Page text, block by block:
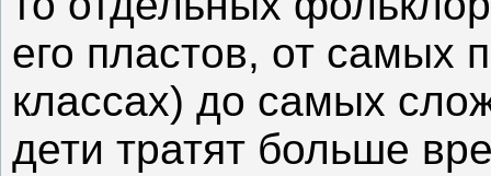
его пластов, от самых
классах) до самых
дети тратят больше